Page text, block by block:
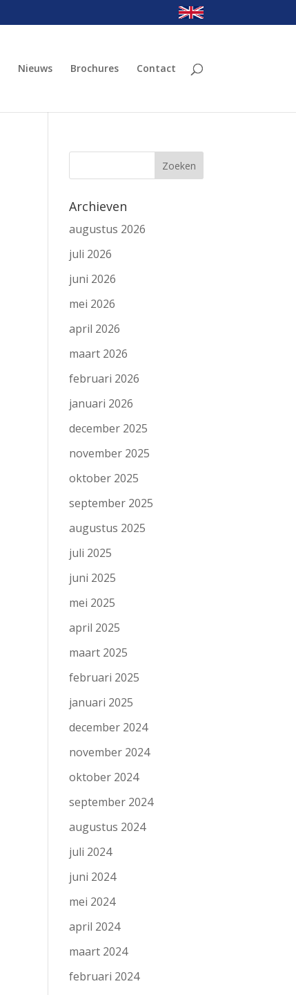
Nieuws Brochures Contact
Archieven
augustus 2026
juli 2026
juni 2026
mei 2026
april 2026
maart 2026
februari 2026
januari 2026
december 2025
november 2025
oktober 2025
september 2025
augustus 2025
juli 2025
juni 2025
mei 2025
april 2025
maart 2025
februari 2025
januari 2025
december 2024
november 2024
oktober 2024
september 2024
augustus 2024
juli 2024
juni 2024
mei 2024
april 2024
maart 2024
februari 2024